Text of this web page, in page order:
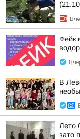
Фейк
В
Лето
зато